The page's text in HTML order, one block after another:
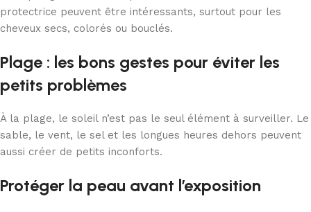
protectrice peuvent être intéressants, surtout pour les
cheveux secs, colorés ou bouclés.
Plage : les bons gestes pour éviter les
petits problèmes
À la plage, le soleil n’est pas le seul élément à surveiller. Le
sable, le vent, le sel et les longues heures dehors peuvent
aussi créer de petits inconforts.
Protéger la peau avant l’exposition